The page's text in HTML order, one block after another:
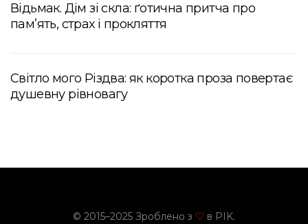
Відьмак. Дім зі скла: ґотична притча про
пам’ять, страх і прокляття
Світло мого Різдва: як коротка проза повертає
душевну рівновагу
© 2015–2025 Зроблено з ♡ в PIK.